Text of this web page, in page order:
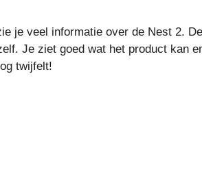
je veel informatie over de Nest 2.
Je ziet goed wat het product kan
twijfelt!